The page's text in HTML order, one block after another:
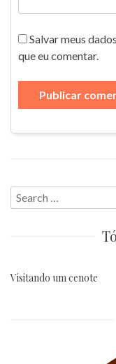
Salvar meus
que eu comentar.
Search
for:
Visitando um cenote